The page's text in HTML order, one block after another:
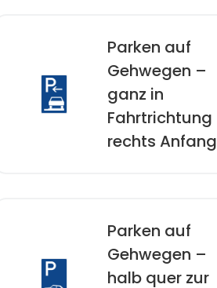
Parken auf
Gehwegen –
ganz in
Fahrtrichtung
rechts Anfang
Parken auf
Gehwegen –
halb quer zur